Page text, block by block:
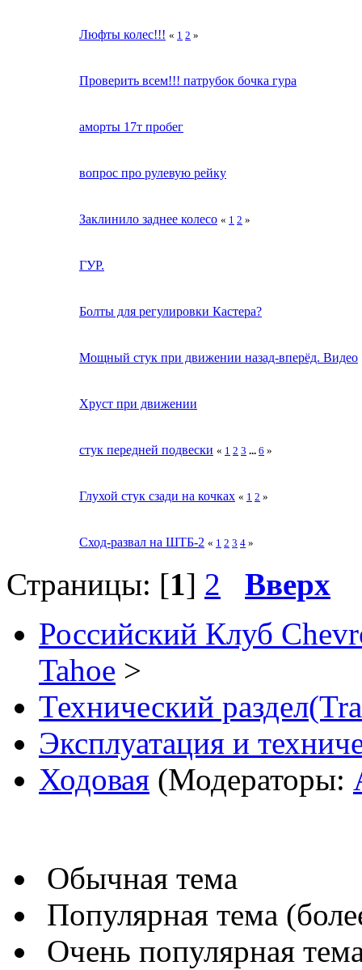
Люфты колес!!! « 1 2 »
Проверить всем!!! патрубок бочка гура
аморты 17т пробег
вопрос про рулевую рейку
Заклинило заднее колесо « 1 2 »
ГУР.
Болты для регулировки Кастера?
Мощный стук при движении назад-вперёд. Видео
Хруст при движении
стук передней подвески « 1 2 3 ... 6 »
Глухой стук сзади на кочках « 1 2 »
Сход-развал на ШТБ-2 « 1 2 3 4 »
Страницы: [1] 2
Вверх
Российский Клуб
Tahoe >
Технический
Эксплуатация и
Ходовая (Модераторы:
Обычная тема
Популярная тема
Очень популярная